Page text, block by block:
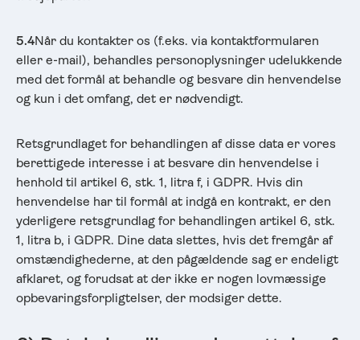
5.4Når du kontakter os (f.eks. via kontaktformularen
eller e-mail), behandles personoplysninger udelukkende
med det formål at behandle og besvare din henvendelse
og kun i det omfang, det er nødvendigt.
Retsgrundlaget for behandlingen af disse data er vores
berettigede interesse i at besvare din henvendelse i
henhold til artikel 6, stk. 1, litra f, i GDPR. Hvis din
henvendelse har til formål at indgå en kontrakt, er den
yderligere retsgrundlag for behandlingen artikel 6, stk.
1, litra b, i GDPR. Dine data slettes, hvis det fremgår af
omstændighederne, at den pågældende sag er endeligt
afklaret, og forudsat at der ikke er nogen lovmæssige
opbevaringsforpligtelser, der modsiger dette.